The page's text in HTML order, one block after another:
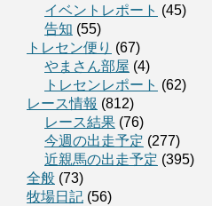
イベントレポート (45)
告知 (55)
トレセン便り (67)
やまさん部屋 (4)
トレセンレポート (62)
レース情報 (812)
レース結果 (76)
今週の出走予定 (277)
近親馬の出走予定 (395)
全般 (73)
牧場日記 (56)